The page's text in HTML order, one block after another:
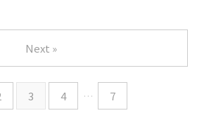
3 4 … 7
Next »